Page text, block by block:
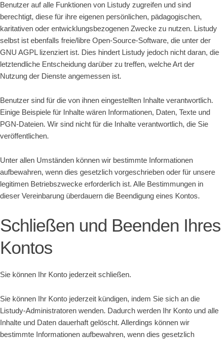
Benutzer auf alle Funktionen von Listudy zugreifen und sind
berechtigt, diese für ihre eigenen persönlichen, pädagogischen,
karitativen oder entwicklungsbezogenen Zwecke zu nutzen. Listudy
selbst ist ebenfalls freie/libre Open-Source-Software, die unter der
GNU AGPL lizenziert ist. Dies hindert Listudy jedoch nicht daran, die
letztendliche Entscheidung darüber zu treffen, welche Art der
Nutzung der Dienste angemessen ist.
Benutzer sind für die von ihnen eingestellten Inhalte verantwortlich.
Einige Beispiele für Inhalte wären Informationen, Daten, Texte und
PGN-Dateien. Wir sind nicht für die Inhalte verantwortlich, die Sie
veröffentlichen.
Unter allen Umständen können wir bestimmte Informationen
aufbewahren, wenn dies gesetzlich vorgeschrieben oder für unsere
legitimen Betriebszwecke erforderlich ist. Alle Bestimmungen in
dieser Vereinbarung überdauern die Beendigung eines Kontos.
Schließen und Beenden Ihres
Kontos
Sie können Ihr Konto jederzeit schließen.
Sie können Ihr Konto jederzeit kündigen, indem Sie sich an die
Listudy-Administratoren wenden. Dadurch werden Ihr Konto und alle
Inhalte und Daten dauerhaft gelöscht. Allerdings können wir
bestimmte Informationen aufbewahren, wenn dies gesetzlich